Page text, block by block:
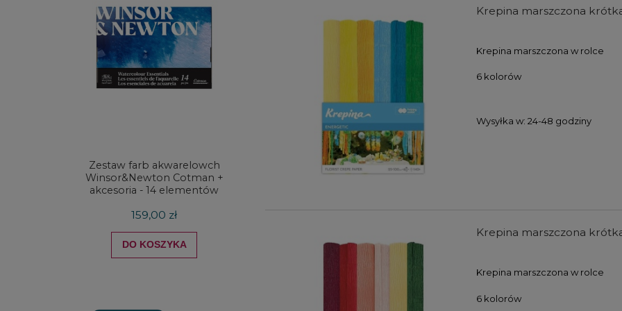
Zestaw farb akwarelowch
Winsor&Newton Cotman +
akcesoria - 14 elementów
159,00 zł
DO KOSZYKA
Zestaw farb akrylowych Winsor
& Newton Galeria Acrylic
DO KOSZYKA
Krepina marszczona
Krepina marszczona w rolce
6 kolorów
Wysyłka w: 24-48 godziny
Krepina marszczona
Krepina marszczona w rolce
6 kolorów